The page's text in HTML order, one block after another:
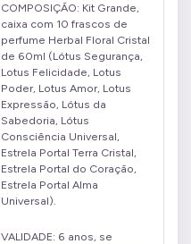
COMPOSIÇÃO: Kit Grande,
caixa com 10 frascos de
perfume Herbal Floral Cristal
de 60ml (Lótus Segurança,
Lotus Felicidade, Lotus
Poder, Lotus Amor, Lotus
Expressão, Lótus da
Sabedoria, Lótus
Consciência Universal,
Estrela Portal Terra Cristal,
Estrela Portal do Coração,
Estrela Portal Alma
Universal).
VALIDADE: 6 anos, se